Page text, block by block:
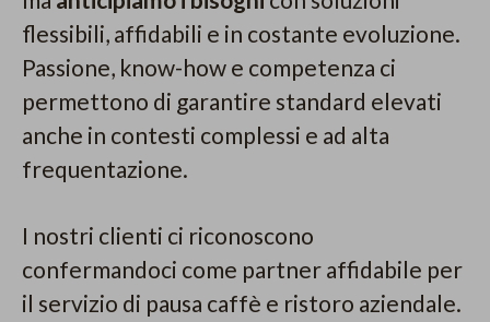
flessibili, affidabili e in costante evoluzione.
Passione, know-how e competenza ci
permettono di garantire standard elevati
anche in contesti complessi e ad alta
frequentazione.
I nostri clienti ci riconoscono
confermandoci come partner affidabile per
il servizio di pausa caffè e ristoro aziendale.